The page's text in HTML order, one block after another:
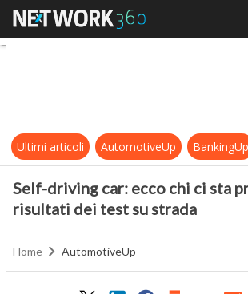
Self-driving car:
Ultimi articoli AutomotiveUp BankingUp
Self-driving car: ecco chi ci sta
risultati dei test su strada
Home AutomotiveUp